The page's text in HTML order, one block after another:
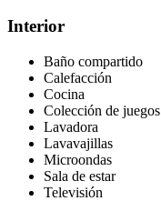
Interior
Baño compartido
Calefacción
Cocina
Colección de juegos
Lavadora
Lavavajillas
Microondas
Sala de estar
Televisión